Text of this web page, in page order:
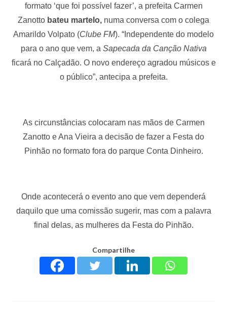
formato ‘que foi possível fazer’, a prefeita Carmen
Zanotto bateu martelo, numa conversa com o colega
Amarildo Volpato (Clube FM). “Independente do modelo
para o ano que vem, a Sapecada da Canção Nativa
ficará no Calçadão. O novo endereço agradou músicos e
o público”, antecipa a prefeita.
As circunstâncias colocaram nas mãos de Carmen
Zanotto e Ana Vieira a decisão de fazer a Festa do
Pinhão no formato fora do parque Conta Dinheiro.
Onde acontecerá o evento ano que vem dependerá
daquilo que uma comissão sugerir, mas com a palavra
final delas, as mulheres da Festa do Pinhão.
Compartilhe